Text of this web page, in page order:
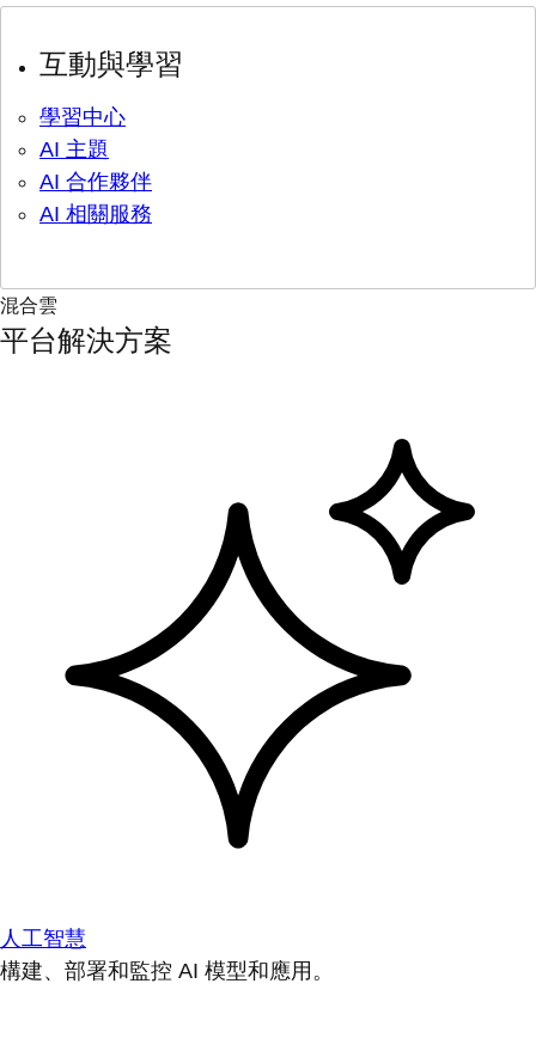
互動與學習
學習中心
AI 主題
AI 合作夥伴
AI 相關服務
混合雲
平台解決方案
人工智慧
構建、部署和監控 AI 模型和應用。